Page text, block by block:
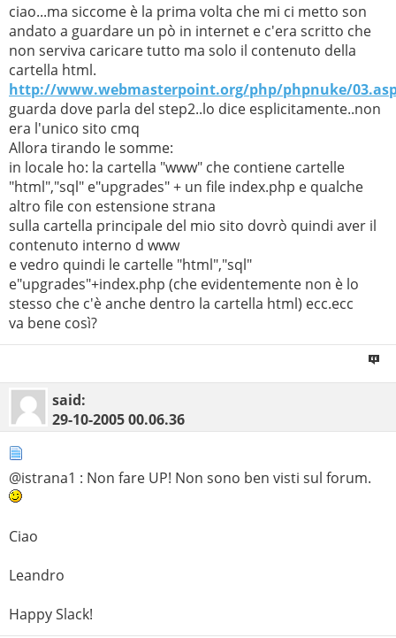
ciao...ma siccome è la prima volta che mi ci metto son
andato a guardare un pò in internet e c'era scritto che
non serviva caricare tutto ma solo il contenuto della
cartella html.
http://www.webmasterpoint.org/php/phpnuke/
guarda dove parla del step2..lo dice esplicitamente..non
era l'unico sito cmq
Allora tirando le somme:
in locale ho: la cartella "www" che contiene cartelle
"html","sql" e"upgrades" + un file index.php e qualche
altro file con estensione strana
sulla cartella principale del mio sito dovrò quindi aver il
contenuto interno d www
e vedro quindi le cartelle "html","sql"
e"upgrades"+index.php (che evidentemente non è lo
stesso che c'è anche dentro la cartella html) ecc.ecc
va bene così?
said:
29-10-200500.06.36
@istrana1 : Non fare UP! Non sono ben visti sul forum.
Ciao
Leandro
Happy Slack!